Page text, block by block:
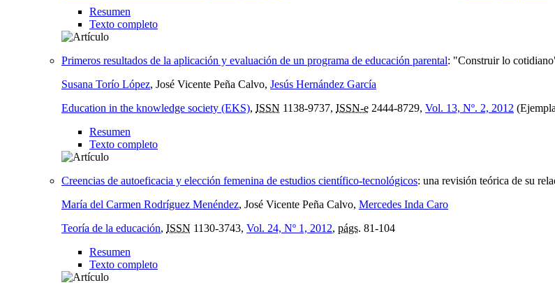
Resumen
Texto completo
Primeros resultados de la aplicación y evaluación de un programa de educación parental: "Construir lo
Susana Torío López, José Vicente Peña Calvo, Jesús Hernández García
Education in the knowledge society (EKS), ISSN 1138-9737, ISSN-e 2444-8729, Vol. 13, Nº. 2, 2012
Resumen
Texto completo
Creencias de autoeficacia y elección femenina de estudios científico-tecnológicos: una revisión teórica de su
María del Carmen Rodríguez Menéndez, José Vicente Peña Calvo, Mercedes Inda Caro
Teoría de la educación, ISSN 1130-3743, Vol. 24, Nº 1, 2012, págs. 81-104
Resumen
Texto completo